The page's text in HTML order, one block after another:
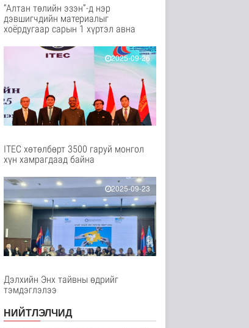
6 цаг 20 минутын өмнө
Он гарсаар 43,131
импортолжээ
6 цаг 29 минутын өмнө
"Сэлэнгэ-2026” хээрийн
сургууль амжилттай
явагда..
Испани улс
маргааны улмаас
Италиас и..
Дэлхийд
8 цаг 47 минутын өмнө
БНСУ залуу хосуудыг
гэрлэлтээ
бүртгүүлэхээс зайл..
8 цаг 50 минутын өмнө
хэрэгслийн үнэ багагүй
нэмэгдсэ..
“Алтан төлийн эзэн”-д нэр
дэвшигчдийн материалыг
хоёрдугаар сарын 1 хүртэл авна
2025-09-26
ITEC хөтөлбөрт 3500 гаруй монгол
хүн хамрагдаад байна
2025-09-23
Дэлхийн Энх тайвны өдрийг
тэмдэглэлээ
НИЙТЛЭЛЧИД